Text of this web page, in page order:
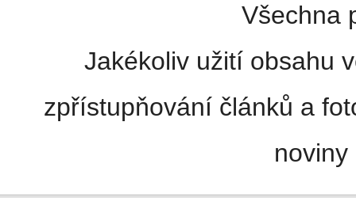
Všechna
Jakékoliv užití obsahu
zpřístupňování článků a